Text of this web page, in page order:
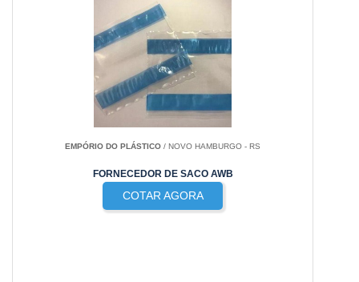
EMPÓRIO DO PLÁSTICO / NOVO HAMBURGO - RS
FORNECEDOR DE SACO AWB
COTAR AGORA